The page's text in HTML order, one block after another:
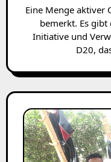
Eine Menge aktiver OM hat es in den letzten Wochen
bemerkt. Es
Initiative und
D20,